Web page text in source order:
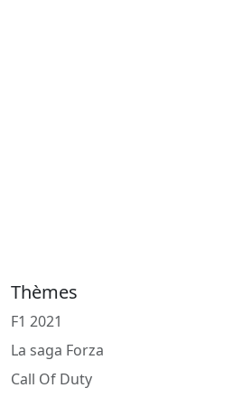
Thèmes
F1 2021
La saga Forza
Call Of Duty